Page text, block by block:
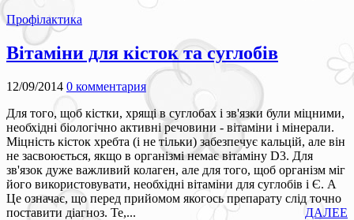
Профілактика
Вітаміни для кісток та суглобів
12/09/2014 0 комментария
Для того, щоб кістки, хрящі в суглобах і зв'язки були міцними,
необхідні біологічно активні речовини - вітаміни і мінерали.
Міцність кісток хребта (і не тільки) забезпечує кальцій, але він
не засвоюється, якщо в організмі немає вітаміну D3. Для
зв'язок дуже важливий колаген, але для того, щоб організм міг
його використовувати, необхідні вітаміни для суглобів і Є. А
Це означає, що перед прийомом якогось препарату слід точно
поставити діагноз. Те,...
ДАЛЕЕ